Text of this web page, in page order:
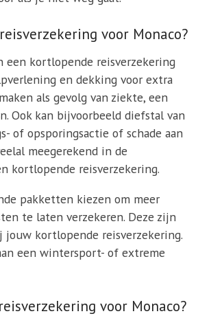
voor Monaco?
een kortlopende reisverzekering
en dekking voor extra
als gevolg van ziekte, een
Ook kan bijvoorbeeld diefstal van
of opsporingsactie of schade aan
meegerekend in de
kortlopende reisverzekering.
pakketten kiezen om meer
te laten verzekeren. Deze zijn
jouw kortlopende reisverzekering.
een wintersport- of extreme
voor Monaco?